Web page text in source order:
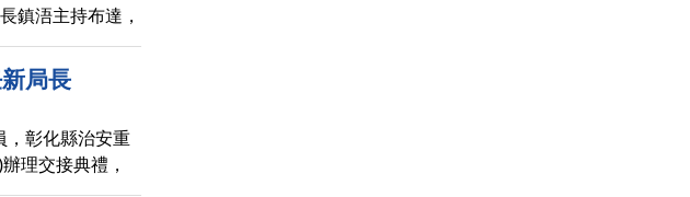
鎮浯主持布達，
重。
局長
，彰化縣治安重
理交接典禮，